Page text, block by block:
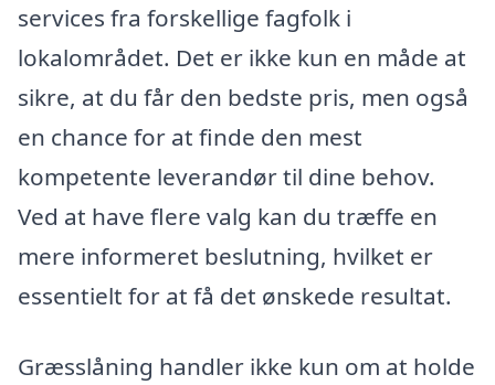
services fra forskellige fagfolk i
lokalområdet. Det er ikke kun en måde at
sikre, at du får den bedste pris, men også
en chance for at finde den mest
kompetente leverandør til dine behov.
Ved at have flere valg kan du træffe en
mere informeret beslutning, hvilket er
essentielt for at få det ønskede resultat.
Græsslåning handler ikke kun om at holde